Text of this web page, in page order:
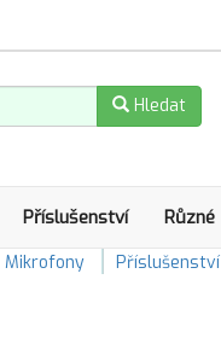
Hledat
Příslušenství Různé
Mikrofony Příslušenství